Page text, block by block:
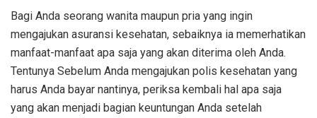
Bagi Anda seorang wanita maupun pria yang ingin
mengajukan asuransi kesehatan, sebaiknya ia memerhatikan
manfaat-manfaat apa saja yang akan diterima oleh Anda.
Tentunya Sebelum Anda mengajukan polis kesehatan yang
harus Anda bayar nantinya, periksa kembali hal apa saja
yang akan menjadi bagian keuntungan Anda setelah